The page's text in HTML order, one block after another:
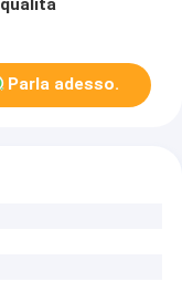
Parla adesso.